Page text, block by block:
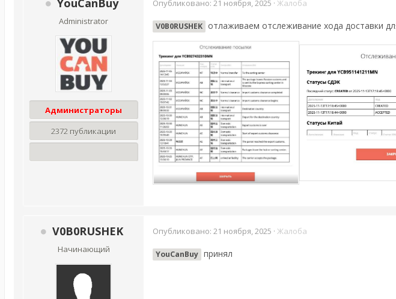
YouCanBuy
Administrator
Администраторы
2372 публикации
Опубликовано: 21 ноября, 2025 · Жалоба
V0B0RUSHEK отлаживаем отслеживание хода доставки
V0B0RUSHEK
Начинающий
Опубликовано: 21 ноября, 2025 · Жалоба
YouCanBuy принял